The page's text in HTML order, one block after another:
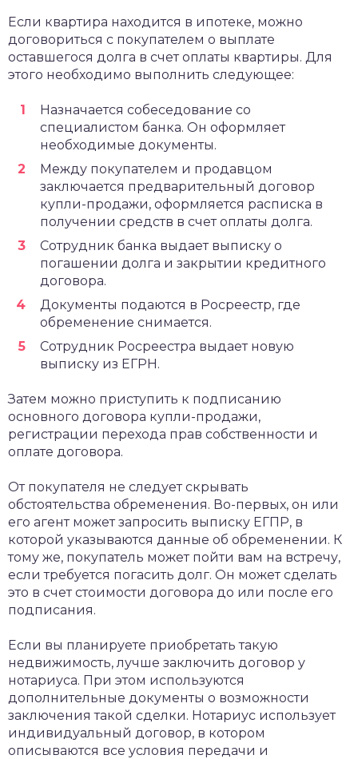
Если квартира находится в ипотеке, можно
договориться с покупателем о выплате
оставшегося долга в счет оплаты квартиры. Для
этого необходимо выполнить следующее:
Назначается собеседование со
специалистом банка. Он оформляет
необходимые документы.
Между покупателем и продавцом
заключается предварительный договор
купли-продажи, оформляется расписка в
получении средств в счет оплаты долга.
Сотрудник банка выдает выписку о
погашении долга и закрытии кредитного
договора.
Документы подаются в Росреестр, где
обременение снимается.
Сотрудник Росреестра выдает новую
выписку из ЕГРН.
Затем можно приступить к подписанию
основного договора купли-продажи,
регистрации перехода прав собственности и
оплате договора.
От покупателя не следует скрывать
обстоятельства обременения. Во-первых, он или
его агент может запросить выписку ЕГПР, в
которой указываются данные об обременении. К
тому же, покупатель может пойти вам на встречу,
если требуется погасить долг. Он может сделать
это в счет стоимости договора до или после его
подписания.
Если вы планируете приобретать такую
недвижимость, лучше заключить договор у
нотариуса. При этом используются
дополнительные документы о возможности
заключения такой сделки. Нотариус использует
индивидуальный договор, в котором
описываются все условия передачи и